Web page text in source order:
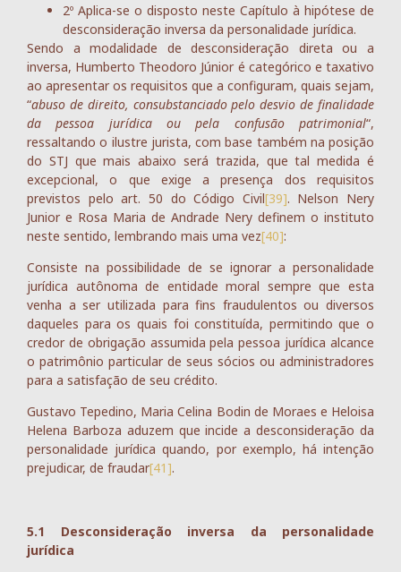
2º Aplica-se o disposto neste Capítulo à hipótese de
desconsideração inversa da personalidade jurídica.
Sendo a modalidade de desconsideração direta ou a
inversa, Humberto Theodoro Júnior é categórico e taxativo
ao apresentar os requisitos que a configuram, quais sejam,
“abuso de direito, consubstanciado pelo desvio de finalidade
da pessoa jurídica ou pela confusão patrimonial“,
ressaltando o ilustre jurista, com base também na posição
do STJ que mais abaixo será trazida, que tal medida é
excepcional, o que exige a presença dos requisitos
previstos pelo art. 50 do Código Civil[39]. Nelson Nery
Junior e Rosa Maria de Andrade Nery definem o instituto
neste sentido, lembrando mais uma vez[40]:
Consiste na possibilidade de se ignorar a personalidade
jurídica autônoma de entidade moral sempre que esta
venha a ser utilizada para fins fraudulentos ou diversos
daqueles para os quais foi constituída, permitindo que o
credor de obrigação assumida pela pessoa jurídica alcance
o patrimônio particular de seus sócios ou administradores
para a satisfação de seu crédito.
Gustavo Tepedino, Maria Celina Bodin de Moraes e Heloisa
Helena Barboza aduzem que incide a desconsideração da
personalidade jurídica quando, por exemplo, há intenção
prejudicar, de fraudar[41].
5.1 Desconsideração inversa da personalidade
jurídica